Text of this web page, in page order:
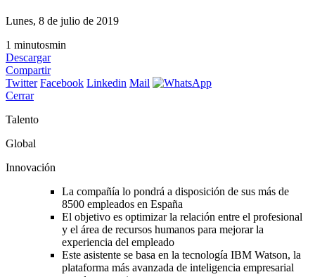
Lunes, 8 de julio de 2019
1 minutosmin
Descargar
Compartir
Twitter Facebook Linkedin Mail
Cerrar
Talento
Global
Innovación
La compañía lo pondrá a disposición de sus más de
8500 empleados en España
El objetivo es optimizar la relación entre el profesional
y el área de recursos humanos para mejorar la
experiencia del empleado
Este asistente se basa en la tecnología IBM Watson, la
plataforma más avanzada de inteligencia empresarial